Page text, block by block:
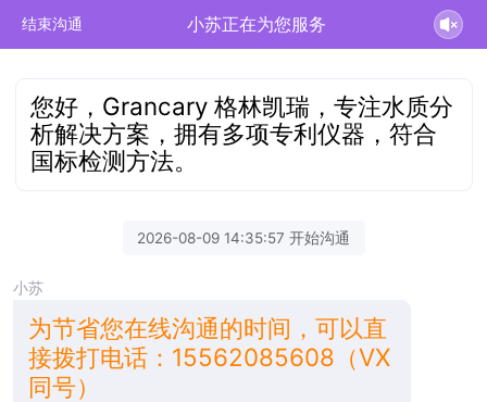
结束沟通 小苏正在为您服务
您好，Grancary 格林凯瑞，专注水质分
析解决方案，拥有多项专利仪器，符合
国标检测方法。
2026-08-09 14:35:57 开始沟通
小苏
为节省您在线沟通的时间，可以直
接拨打电话：15562085608（VX
同号）